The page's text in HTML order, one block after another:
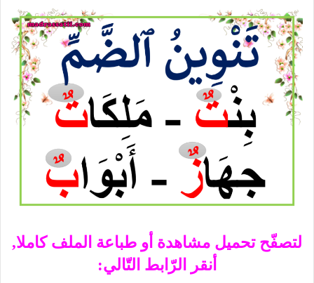
لتصفّح تحميل مشاهدة أو طباعة الملف كاملا,
أنقر الرّابط التّالي: